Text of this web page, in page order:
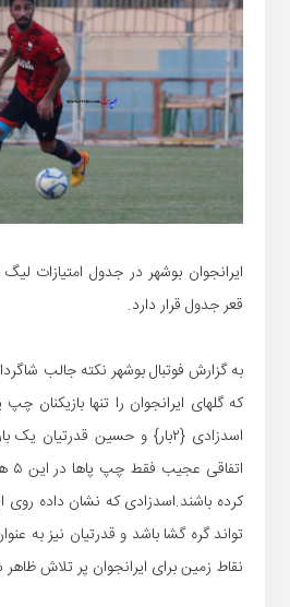
ایرانجوان بوشهر در جدول امتیازات
قعر جدول قرار دارد.
به گزارش فوتبال بوشهر نکته جالب
که گلهای ایرانجوان را تنها بازیکنان
اسدزادی {۲بار} و حسین قدرتیان
کرده باشند.اسدزادی که نشان داده روی
تواند گره گشا باشد و قدرتیان نیز به
نقاط زمین برای ایرانجوان پر تلاش